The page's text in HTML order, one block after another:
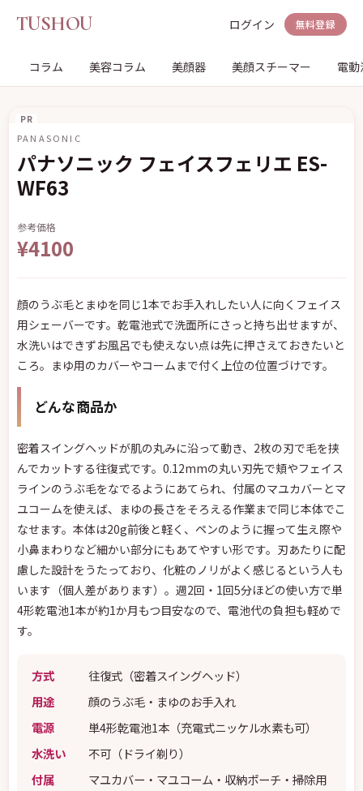
TUSHOU ログイン 無料登録
コラム 美容コラム 美顔器 美顔スチーマー 電
PR
PANASONIC
パナソニック フェイスフェリエ ES-
WF63
参考価格
¥4100
顔のうぶ毛とまゆを同じ1本でお手入れしたい人に向くフェイス
用シェーバーです。乾電池式で洗面所にさっと持ち出せますが、
水洗いはできずお風呂でも使えない点は先に押さえておきたいと
ころ。まゆ用のカバーやコームまで付く上位の位置づけです。
どんな商品か
密着スイングヘッドが肌の丸みに沿って動き、2枚の刃で毛を挟
んでカットする往復式です。0.12mmの丸い刃先で頬やフェイス
ラインのうぶ毛をなでるようにあてられ、付属のマユカバーとマ
ユコームを使えば、まゆの長さをそろえる作業まで同じ本体でこ
なせます。本体は20g前後と軽く、ペンのように握って生え際や
小鼻まわりなど細かい部分にもあてやすい形です。刃あたりに配
慮した設計をうたっており、化粧のノリがよく感じるという人も
います（個人差があります）。週2回・1回5分ほどの使い方で単
4形乾電池1本が約1か月もつ目安なので、電池代の負担も軽めで
す。
方式
往復式（密着スイングヘッド）
用途
顔のうぶ毛・まゆのお手入れ
電源
単4形乾電池1本（充電式ニッケル水素も可）
水洗い
不可（ドライ剃り）
付属
マユカバー・マユコーム・収納ポーチ・掃除用